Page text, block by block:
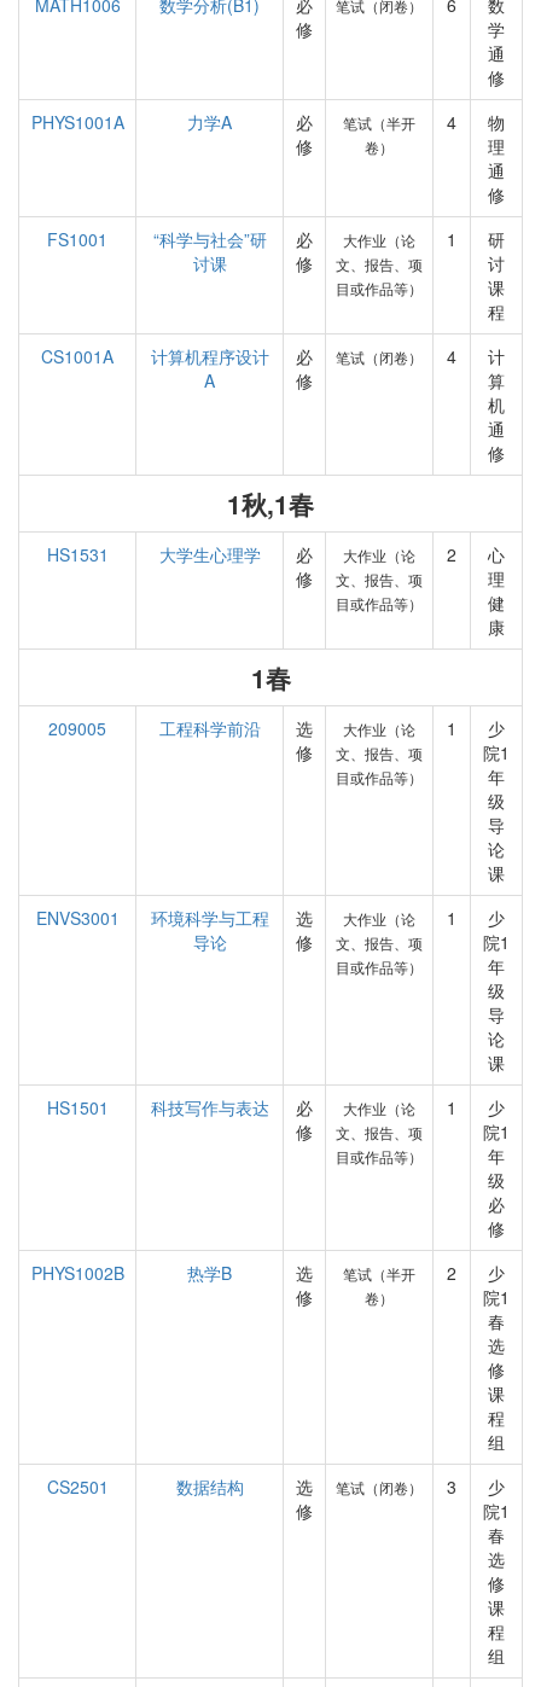
MATH1006
数学分析(B1)
必
修
笔试（闭卷） 6
数
学
通
修
PHYS1001A
力学A
必
修
笔试（半开
卷）
4
物
理
通
修
FS1001
“科学与社会”研
讨课
必
修
大作业（论
文、报告、项
目或作品等）
1
研
讨
课
程
CS1001A
计算机程序设计
A
必
修
笔试（闭卷） 4
计
算
机
通
修
1秋,1春
HS1531 大学生心理学
必
修
大作业（论
文、报告、项
目或作品等）
2
心
理
健
康
1春
209005 工程科学前沿
选
修
大作业（论
文、报告、项
目或作品等）
1
少
院1
年
级
导
论
课
ENVS3001
环境科学与工程
导论
选
修
大作业（论
文、报告、项
目或作品等）
1
少
院1
年
级
导
论
课
HS1501
科技写作与表达
必
修
大作业（论
文、报告、项
目或作品等）
1
少
院1
年
级
必
修
PHYS1002B
热学B
选
修
笔试（半开
卷）
2
少
院1
春
选
修
课
程
组
CS2501
数据结构
选
修
笔试（闭卷） 3
少
院1
春
选
修
课
程
组